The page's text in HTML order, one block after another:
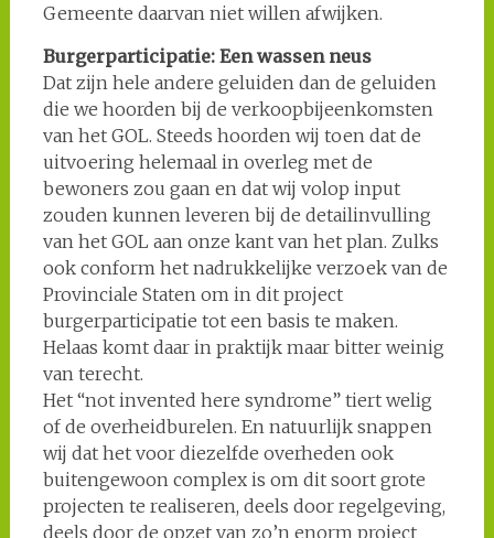
Gemeente daarvan niet willen afwijken.
Burgerparticipatie: Een wassen neus
Dat zijn hele andere geluiden dan de geluiden
die we hoorden bij de verkoopbijeenkomsten
van het GOL. Steeds hoorden wij toen dat de
uitvoering helemaal in overleg met de
bewoners zou gaan en dat wij volop input
zouden kunnen leveren bij de detailinvulling
van het GOL aan onze kant van het plan. Zulks
ook conform het nadrukkelijke verzoek van de
Provinciale Staten om in dit project
burgerparticipatie tot een basis te maken.
Helaas komt daar in praktijk maar bitter weinig
van terecht.
Het “not invented here syndrome” tiert welig
of de overheidburelen. En natuurlijk snappen
wij dat het voor diezelfde overheden ook
buitengewoon complex is om dit soort grote
projecten te realiseren, deels door regelgeving,
deels door de opzet van zo’n enorm project